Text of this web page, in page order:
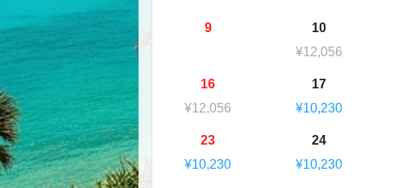
9
10
¥12,056
16
¥12,056
17
¥10,230
23
¥10,230
24
¥10,230